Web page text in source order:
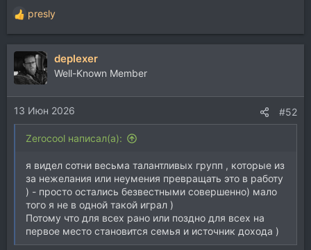
Р
е
а
ц
и
и
:
presly
deplexer
Well-Known Member
13 Июн 2026 #52
Zerocool написал(а):
я видел сотни весьма талантливых групп , которые из
за нежелания или неумения превращать это в работу
) - просто остались безвестными совершенно) мало
того я не в одной такой играл )
Потому что для всех рано или поздно для всех на
первое место становится семья и источник дохода )